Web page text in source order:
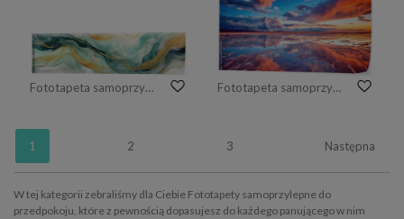
Fototapeta samoprzylepna Abstrakcyjna akwarela; miękkie linie, z płynną, marmurową teksturą, wygenerowane przez AI Fototapeta samoprzylepna Niebo odbite w wodzie
1 2 3 Następna
W tej kategorii zebraliśmy dla Ciebie Fototapety samoprzylepne do
przedpokoju, które z pewnością dopasujesz do każdego panującego w nim